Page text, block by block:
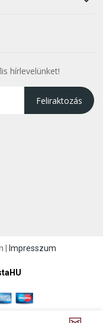
hírlevelünket!
Feliraktozás
| Impresszum